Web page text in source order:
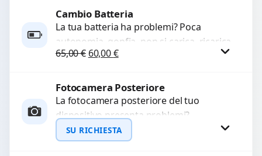
di...
Procedi
Cambio Batteria
La tua batteria ha problemi? Poca
autonomia, gonfia, non si carica, ricarica
lenta o cicli di ricarica esauriti?
65,00€ Il prezzo originale era: 65,00 €.
60,00€Il prezzo attuale è: 60,00 €.
Procedi
Fotocamera Posteriore
La fotocamera posteriore del tuo
dispositivo presenta problemi?
Interveniamo per risolvere guasti come
immagini sfocate, messa a fuoco non
SU RICHIESTA